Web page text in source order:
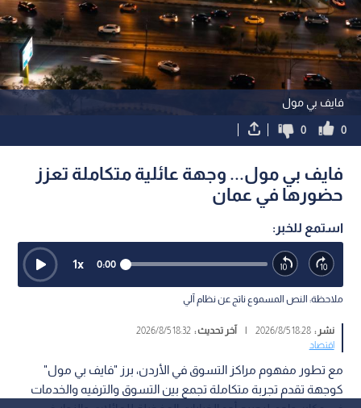
فايف بي مول
0
0
فايف بي مول... وجهة عائلية متكاملة تعزز
حضورها في عمان
استمع للخبر:
0:00
1x
ملاحظة: النص المسموع ناتج عن نظام آلي
نشر :18:28 2026/8/5
| آخر تحديث :18:32 2026/8/5
اقتصاد
مع تطور مفهوم مراكز التسوق في الأردن، برز "فايف بي مول"
كوجهة تقدم تجربة متكاملة تجمع بين التسوق والترفيه والخدمات